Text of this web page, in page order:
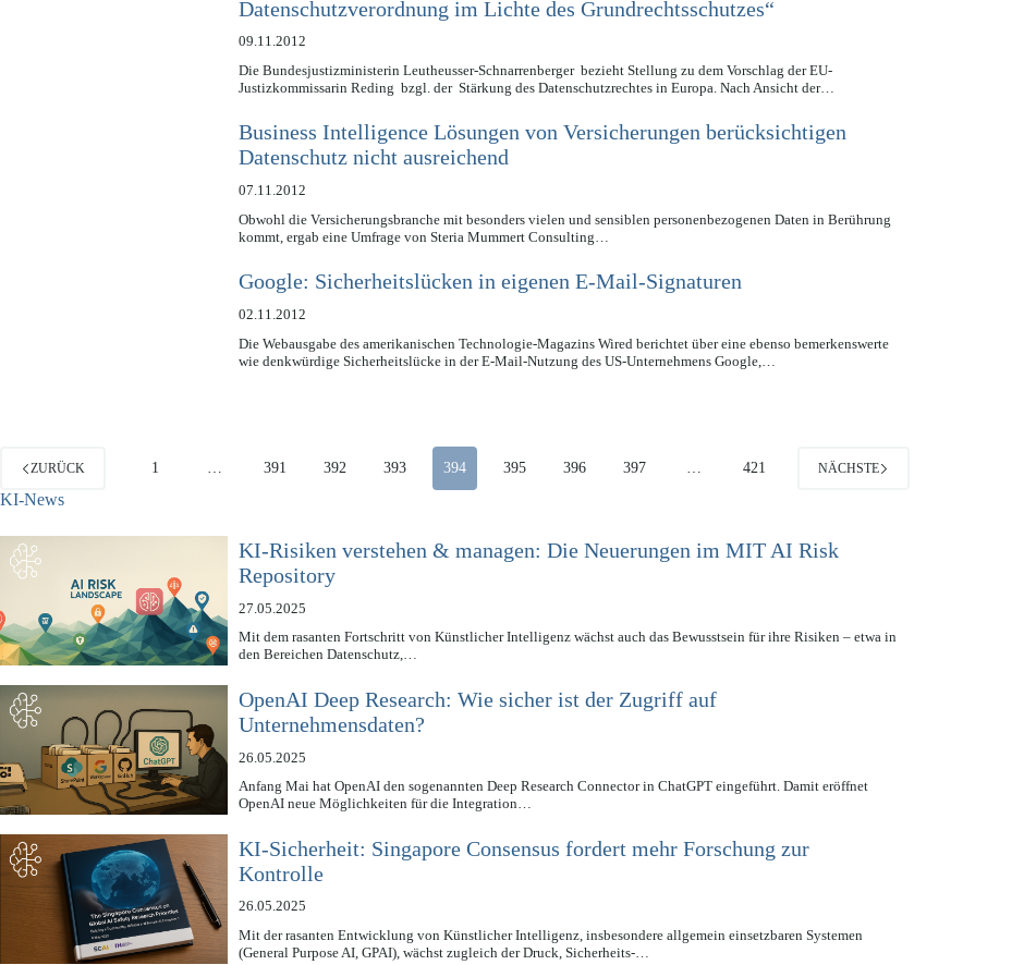
Datenschutzverordnung im Lichte des Grundrechtsschutzes“
09.11.2012
Die Bundesjustizministerin Leutheusser-Schnarrenberger bezieht Stellung zu dem Vorschlag der EU-
Justizkommissarin Reding bzgl. der Stärkung des Datenschutzrechtes in Europa. Nach Ansicht der…
Business Intelligence Lösungen von Versicherungen berücksichtigen
Datenschutz nicht ausreichend
07.11.2012
Obwohl die Versicherungsbranche mit besonders vielen und sensiblen personenbezogenen Daten in Berührung
kommt, ergab eine Umfrage von Steria Mummert Consulting…
Google: Sicherheitslücken in eigenen E-Mail-Signaturen
02.11.2012
Die Webausgabe des amerikanischen Technologie-Magazins Wired berichtet über eine ebenso bemerkenswerte
wie denkwürdige Sicherheitslücke in der E-Mail-Nutzung des US-Unternehmens Google,…
ZURÜCK 1 … 391 392 393 394 395 396 397 … 421 NÄCHSTE
KI-News
KI-Risiken verstehen & managen: Die Neuerungen im MIT AI Risk
Repository
27.05.2025
Mit dem rasanten Fortschritt von Künstlicher Intelligenz wächst auch das Bewusstsein für ihre Risiken – etwa in
den Bereichen Datenschutz,…
OpenAI Deep Research: Wie sicher ist der Zugriff auf
Unternehmensdaten?
26.05.2025
Anfang Mai hat OpenAI den sogenannten Deep Research Connector in ChatGPT eingeführt. Damit eröffnet
OpenAI neue Möglichkeiten für die Integration…
KI-Sicherheit: Singapore Consensus fordert mehr Forschung zur
Kontrolle
26.05.2025
Mit der rasanten Entwicklung von Künstlicher Intelligenz, insbesondere allgemein einsetzbaren Systemen
(General Purpose AI, GPAI), wächst zugleich der Druck, Sicherheits-…